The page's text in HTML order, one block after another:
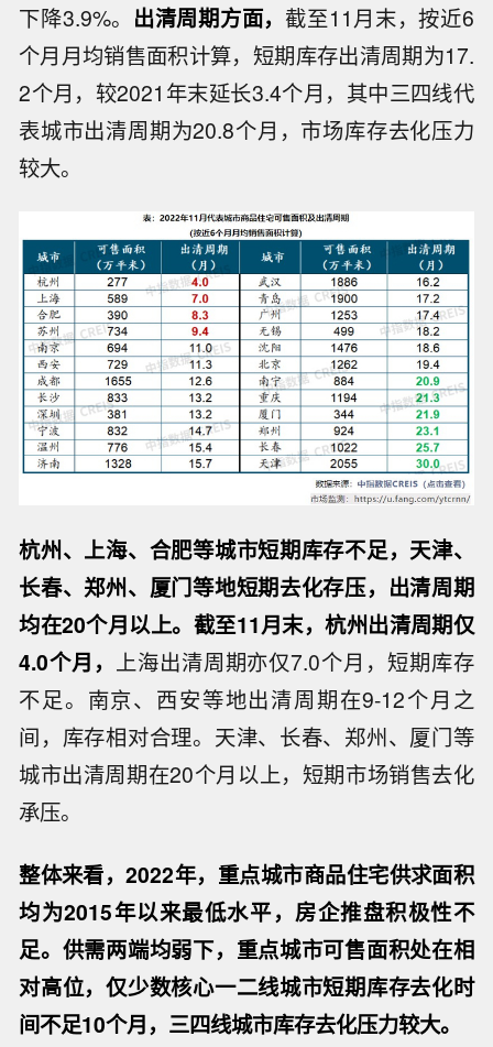
下降3.9%。 出清周期方面， 截至11月末，按近6
个月月均销售面积计算，短期库存出清周期为17.
2个月，较2021年末延长3.4个月，其中三四线代
表城市出清周期为20.8个月，市场库存去化压力
较大。
杭州、上海、合肥等城市短期库存不足，天津、
长春、郑州、厦门等地短期去化存压，出清周期
均在20个月以上。截至11月末，杭州出清周期仅
4.0个月， 上海出清周期亦仅7.0个月，短期库存
不足。南京、西安等地出清周期在9-12个月之
间，库存相对合理。天津、长春、郑州、厦门等
城市出清周期在20个月以上，短期市场销售去化
承压。
整体来看，2022年，重点城市商品住宅供求面积
均为2015年以来最低水平，房企推盘积极性不
足。供需两端均弱下，重点城市可售面积处在相
对高位，仅少数核心一二线城市短期库存去化时
间不足10个月，三四线城市库存去化压力较大。